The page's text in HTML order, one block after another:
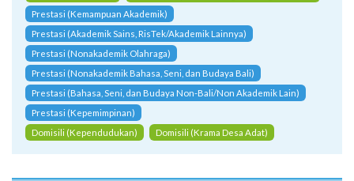
Prestasi (Kemampuan Akademik)
Prestasi (Akademik Sains, RisTek/Akademik Lainnya)
Prestasi (Nonakademik Olahraga)
Prestasi (Nonakademik Bahasa, Seni, dan Budaya Bali)
Prestasi (Bahasa, Seni, dan Budaya Non-Bali/Non Akademik Lain)
Prestasi (Kepemimpinan)
Domisili (Kependudukan)
Domisili (Krama Desa Adat)